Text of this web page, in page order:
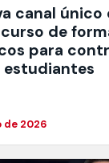
canal único
de
para
de 2026